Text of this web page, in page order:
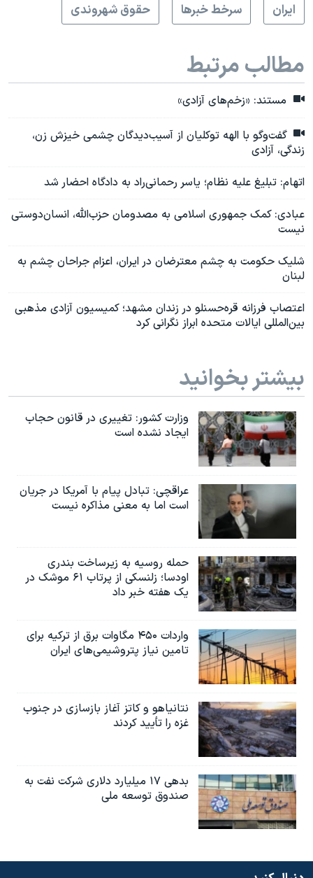
ايران
سرخط خبرها حقوق شهروندی
مطالب مرتبط
مستند: «زخم‌های آزادی»
گفت‌وگو با الهه توکلیان از آسیب‌دیدگان چشمی خیزش زن،
زندگی، آزادی
اتهام: تبلیغ عليه نظام؛ یاسر رحمانی‌راد به دادگاه احضار شد
عبادی: کمک جمهوری اسلامی به مصدومان حزب‌الله، انسان‌‌دوستی
نیست
شلیک حکومت به چشم معترضان در ایران، اعزام جراحان چشم به
لبنان
اعتصاب فرزانه قره‌حسنلو در زندان مشهد؛ کمیسیون آزادی مذهبی
بین‌المللی ایالات متحده ابراز نگرانی کرد
بیشتر بخوانید
وزارت کشور: تغییری در قانون حجاب
ایجاد نشده است
عراقچی: تبادل پیام با آمریکا در جریان
است اما به معنی مذاکره نیست
حمله روسیه به زیرساخت بندری
اودسا؛ زلنسکی از پرتاب ۶۱ موشک در
یک هفته خبر داد
واردات ۴۵۰ مگاوات برق از ترکیه برای
تامین نیاز پتروشیمی‌های ایران
نتانیاهو و کاتز آغاز بازسازی در جنوب
غزه را تأیید کردند
بدهی ۱۷ میلیارد دلاری شرکت نفت به
صندوق توسعه ملی